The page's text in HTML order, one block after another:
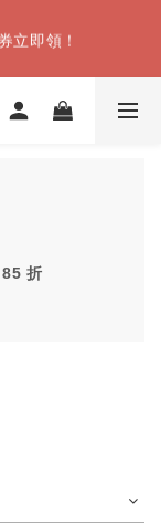
立即領！
（數量有限，送
折